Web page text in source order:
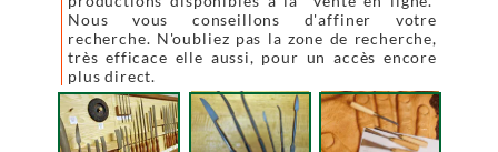
Nous vous conseillons d'affiner votre
recherche. N'oubliez pas la zone de recherche,
très efficace elle aussi, pour un accès encore
plus direct.